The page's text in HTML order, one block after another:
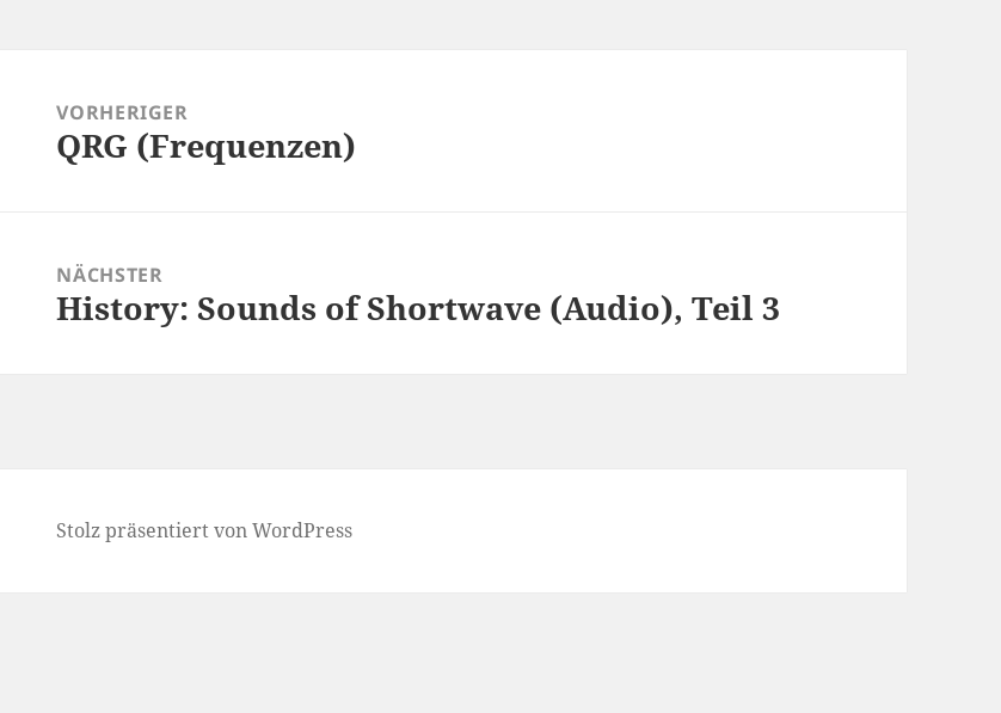
VORHERIGER
Vorheriger
QRG (Frequenzen)
NÄCHSTER
Nächster
History: Sounds of Shortwave (Audio), Teil 3
Stolz präsentiert von WordPress